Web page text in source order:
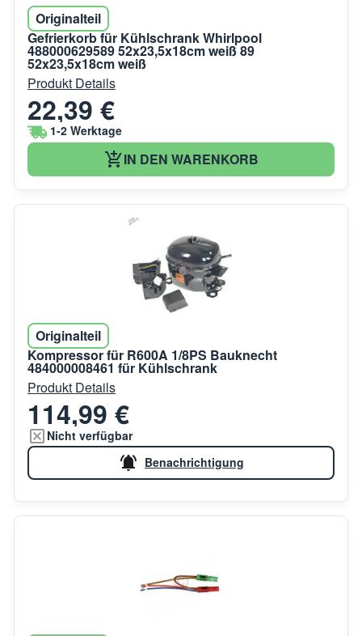
Originalteil
Gefrierkorb für Kühlschrank Whirlpool
488000629589 52x23,5x18cm weiß 89
52x23,5x18cm weiß
Produkt Details
22,39 €
1-2 Werktage
IN DEN WARENKORB
Originalteil
Kompressor für R600A 1/8PS Bauknecht
484000008461 für Kühlschrank
Produkt Details
114,99 €
Nicht verfügbar
Benachrichtigung